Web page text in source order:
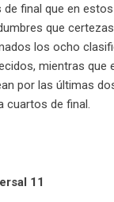
final que en
que
los ocho
mientras que
por las últimas
cuartos de final.
11